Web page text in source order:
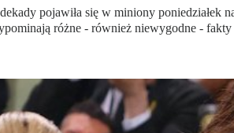
pojawiła się w miniony
różne - również niewygodne - fakty